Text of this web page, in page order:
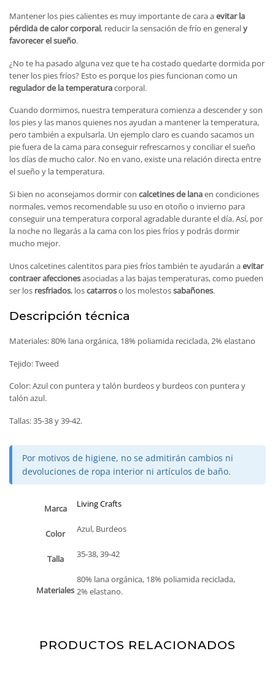
Mantener los pies calientes es muy importante de cara aevitar la
pérdida de calor corporal, reducir la sensación de frío en generaly
favorecer el sueño.
¿No te ha pasado alguna vez que te ha costado quedarte dormida por
tener los pies fríos? Esto es porque los pies funcionan como un
regulador de la temperaturacorporal.
Cuando dormimos, nuestra temperatura comienza a descender y son
los pies y las manos quienes nos ayudan a mantener la temperatura,
pero también a expulsarla. Un ejemplo claro es cuando sacamos un
pie fuera de la cama para conseguir refrescarnos y conciliar el sueño
los días de mucho calor. No en vano, existe una relación directa entre
el sueño y la temperatura.
Si bien no aconsejamos dormir con calcetines de lanaen condiciones
normales, vemos recomendable su uso en otoño o invierno para
conseguir una temperatura corporal agradable durante el día. Así, por
la noche no llegarás a la cama con los pies fríos y podrás dormir
mucho mejor.
Unos calcetines calentitos para pies fríos también te ayudarán aevitar
contraerafeccionesasociadas a las bajas temperaturas, como pueden
ser los resfriados, loscatarroso los molestossabañones.
Descripción técnica
Materiales: 80% lana orgánica, 18% poliamida reciclada, 2% elastano
Tejido: Tweed
Color: Azul con puntera y talón burdeos y burdeos con puntera y
talón azul.
Tallas: 35-38 y 39-42.
Por motivos de higiene, no se admitirán cambios ni
devoluciones de ropa interior ni artículos de baño.
Marca Living Crafts
Color Azul, Burdeos
Talla 35-38, 39-42
Materiales
80% lana orgánica, 18% poliamida reciclada,
2% elastano.
PRODUCTOS RELACIONADOS